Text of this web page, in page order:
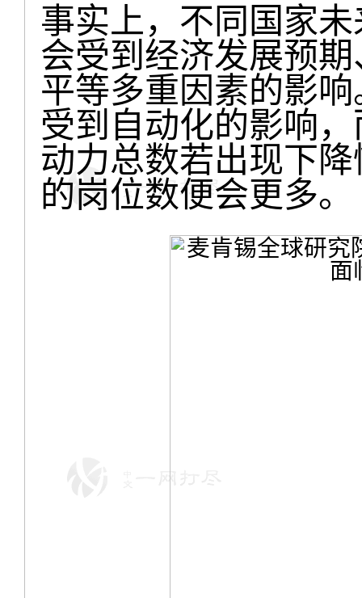
事实上，不同国家
会受到经济发展预
平等多重因素的影
受到自动化的影响
动力总数若出现下
的岗位数便会更多。